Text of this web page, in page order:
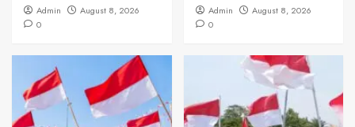
Admin
August 8, 2026
0
Admin
August 8, 2026
0